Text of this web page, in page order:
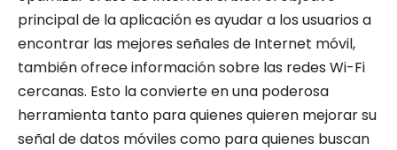
principal de la aplicación es ayudar a los usuarios a
encontrar las mejores señales de Internet móvil,
también ofrece información sobre las redes Wi-Fi
cercanas. Esto la convierte en una poderosa
herramienta tanto para quienes quieren mejorar su
señal de datos móviles como para quienes buscan